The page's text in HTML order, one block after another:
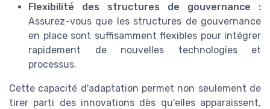
Flexibilité des structures de gouvernance :
Assurez-vous que les structures de gouvernance
en place sont suffisamment flexibles pour intégrer
rapidement de nouvelles technologies et
processus.
Cette capacité d'adaptation permet non seulement de
tirer parti des innovations dès qu'elles apparaissent,